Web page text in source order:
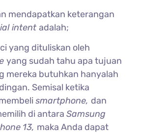
mendapatkan keterangan
intentadalah;
yang dituliskan oleh
yang sudah tahu apa tujuan
mereka butuhkan hanyalah
Semisal ketika
smartphone, dan
di antaraSamsung
13, maka Anda dapat